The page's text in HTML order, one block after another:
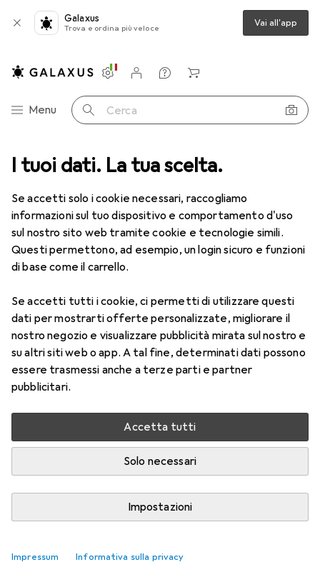
I tuoi dati. La tua scelta.
Se accetti solo i cookie necessari, raccogliamo
informazioni sul tuo dispositivo e comportamento d'uso
sul nostro sito web tramite cookie e tecnologie simili.
Questi permettono, ad esempio, un login sicuro e funzioni
di base come il carrello.
Se accetti tutti i cookie, ci permetti di utilizzare questi
dati per mostrarti offerte personalizzate, migliorare il
nostro negozio e visualizzare pubblicità mirata sul nostro e
su altri siti web o app. A tal fine, determinati dati possono
essere trasmessi anche a terze parti e partner
pubblicitari.
Accetta tutti
Solo necessari
Impostazioni
Impressum Informativa sulla privacy
Galaxus
Trova e ordina più veloce Vai all'app
Categoria Navigazione
Menu Cerca
Impostazioni
Conto cliente
Liste di confronto
Liste dei desideri
Carrello
Lenti a contatto Air Optix più HydraGlyde per l'astigmatismo
1 Immagine
Air Optix più HydraGlyde per
-8.5, Obiettivo mensile, 6 pz., Torico
Prezzo in EUR IVA incl.
EUR
53,58 EUR
8,93/1pz.
Consegna tra mer, 19/8 e ven, 21/8
Più di 10 pezzi in stock presso il fornitore